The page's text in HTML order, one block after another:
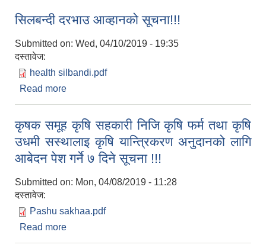
सिलबन्दी दरभाउ आव्हानको सूचना!!!
Submitted on: Wed, 04/10/2019 - 19:35
दस्तावेज:
health silbandi.pdf
Read more
कृषक समूह कृषि सहकारी निजि कृषि फर्म तथा कृषि
उधमी सस्थालाइ कृषि यान्त्रिकरण अनुदानको लागि
आबेदन पेश गर्ने ७ दिने सूचना !!!
Submitted on: Mon, 04/08/2019 - 11:28
दस्तावेज:
Pashu sakhaa.pdf
Read more